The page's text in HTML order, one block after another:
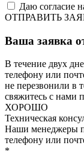
Даю согласие
ОТПРАВИТЬ
Ваша заявка
В течение двух
телефону или
не перезвонили в
свяжитесь с нами
ХОРОШО
Техническая
Наши менеджеры
телефону или